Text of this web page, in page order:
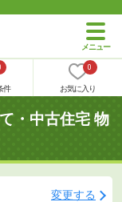
件
0
お気に入り
・中古住宅 物
変更する